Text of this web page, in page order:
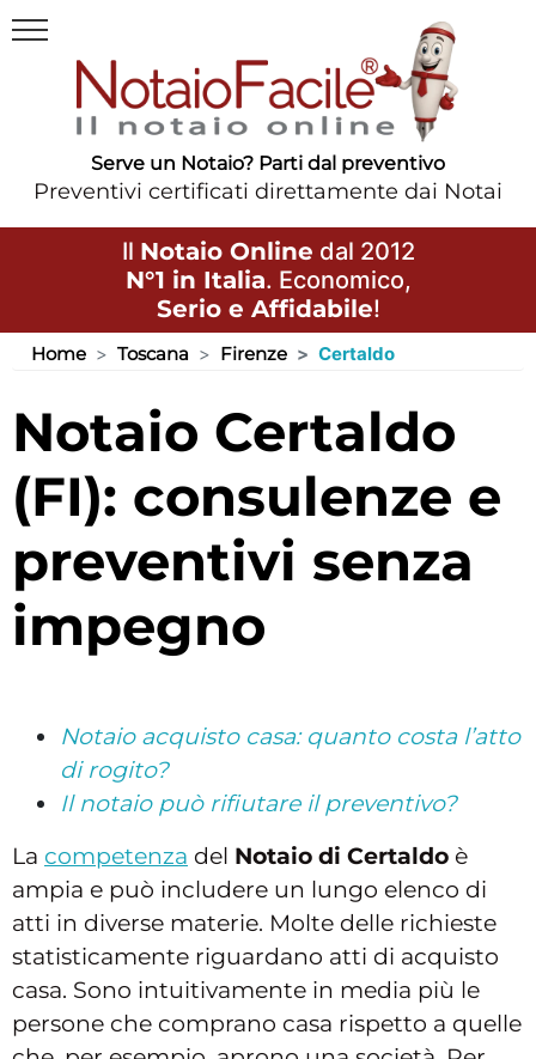
Serve un Notaio? Parti dal preventivo
Preventivi certificati direttamente dai Notai
Il Notaio Online dal 2012
N°1 in Italia. Economico,
Serio e Affidabile!
Home Toscana Firenze Certaldo
Notaio Certaldo
(FI): consulenze e
preventivi senza
impegno
Notaio acquisto casa: quanto costa l’atto
di rogito?
Il notaio può rifiutare il preventivo?
La competenza del Notaio di Certaldo è
ampia e può includere un lungo elenco di
atti in diverse materie. Molte delle richieste
statisticamente riguardano atti di acquisto
casa. Sono intuitivamente in media più le
persone che comprano casa rispetto a quelle